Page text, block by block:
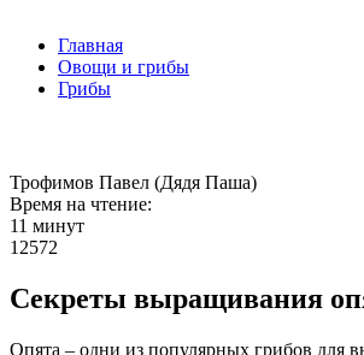
Главная
Овощи и грибы
Грибы
Трофимов Павел (Дядя Паша)
Время на чтение:
11 минут
12572
Секреты выращивания
Опята – одни из популярных грибов для